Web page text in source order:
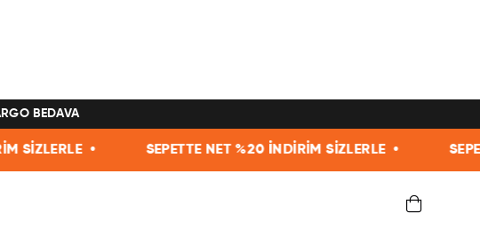
BEDAVA
SEPETTE NET %20 İNDİRİM SİZLERLE • SEPETTE NET %20